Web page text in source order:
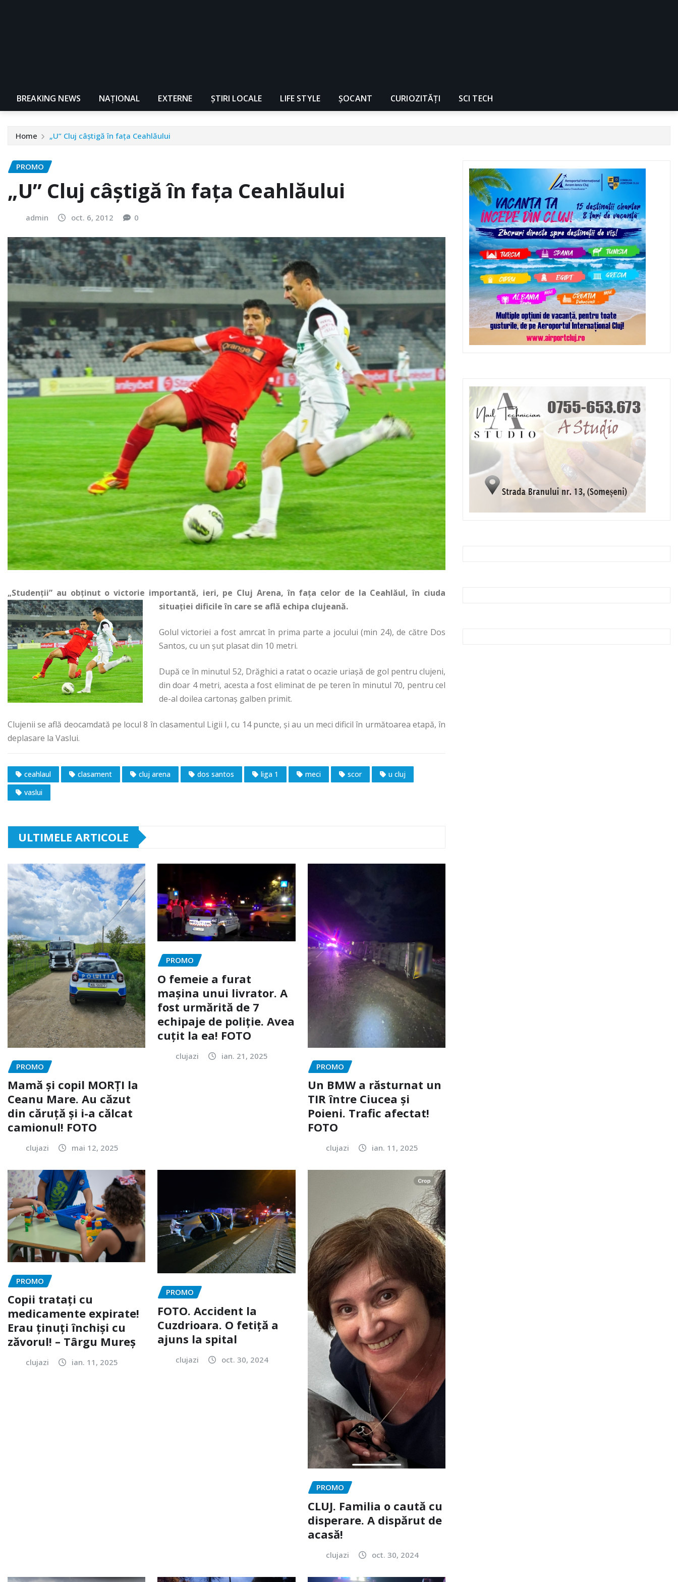
BREAKING NEWS NAŢIONAL EXTERNE ȘTIRI LOCALE LIFE STYLE ȘOCANT CURIOZITĂȚI SCI TECH
Home „U” Cluj câştigă în faţa Ceahlăului
PROMO
„U” Cluj câştigă în faţa Ceahlăului
admin oct. 6, 2012 0
„Studenţii” au obţinut o victorie importantă, ieri, pe Cluj Arena, în faţa celor de la Ceahlăul, în ciuda
situaţiei dificile în care se află echipa clujeană.
Golul victoriei a fost amrcat în prima parte a jocului (min 24), de către Dos
Santos, cu un şut plasat din 10 metri.
După ce în minutul 52, Drăghici a ratat o ocazie uriaşă de gol pentru clujeni,
din doar 4 metri, acesta a fost eliminat de pe teren în minutul 70, pentru cel
de-al doilea cartonaş galben primit.
Clujenii se află deocamdată pe locul 8 în clasamentul Ligii I, cu 14 puncte, şi au un meci dificil în următoarea etapă, în
deplasare la Vaslui.
ceahlaul clasament cluj arena dos santos liga 1 meci scor
u cluj
vaslui
ULTIMELE ARTICOLE
PROMO
Mamă și copil MORȚI la
Ceanu Mare. Au căzut
din căruță și i-a călcat
camionul! FOTO
clujazi mai 12, 2025
PROMO
O femeie a furat
mașina unui livrator. A
fost urmărită de 7
echipaje de poliție. Avea
cuțit la ea! FOTO
clujazi
ian. 21, 2025
PROMO
Un BMW a răsturnat un
TIR între Ciucea și
Poieni. Trafic afectat!
FOTO
clujazi ian. 11, 2025
PROMO
Copii tratați cu
medicamente expirate!
Erau ținuți închiși cu
zăvorul! – Târgu Mureș
clujazi ian. 11, 2025
PROMO
FOTO. Accident la
Cuzdrioara. O fetiță a
ajuns la spital
clujazi oct. 30, 2024
PROMO
CLUJ. Familia o caută cu
disperare. A dispărut de
acasă!
clujazi oct. 30, 2024